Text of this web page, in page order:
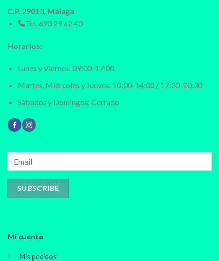
C.P. 29013, Málaga
Tel. 693 29 62 43
Horarios:
Lunes y Viernes: 09:00-17:00
Martes, Miércoles y Jueves: 10:00-14:00 / 17:30-20:30
Sábados y Domingos: Cerrado
Mi cuenta
Mis pedidos